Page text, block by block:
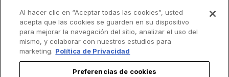
5 tips para
aprovechar el
silencio y llenarlo de
la presencia de Dios
“Dios actúa en esa
alma”: Sacerdote
recomienda llevar a
los niños a Misa
aunque "armen
Al hacer clic en “Aceptar todas las cookies”, usted
acepta que las cookies se guarden en su dispositivo
para mejorar la navegación del sitio, analizar el uso del
mismo, y colaborar con nuestros estudios para
marketing. Política de Privacidad
Preferencias de cookies